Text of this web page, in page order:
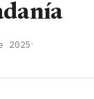
2025·